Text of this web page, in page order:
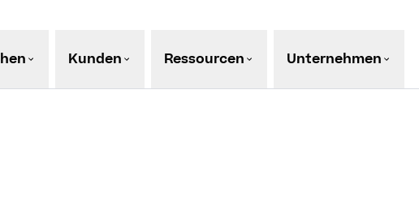
Kunden Ressourcen Unternehmen